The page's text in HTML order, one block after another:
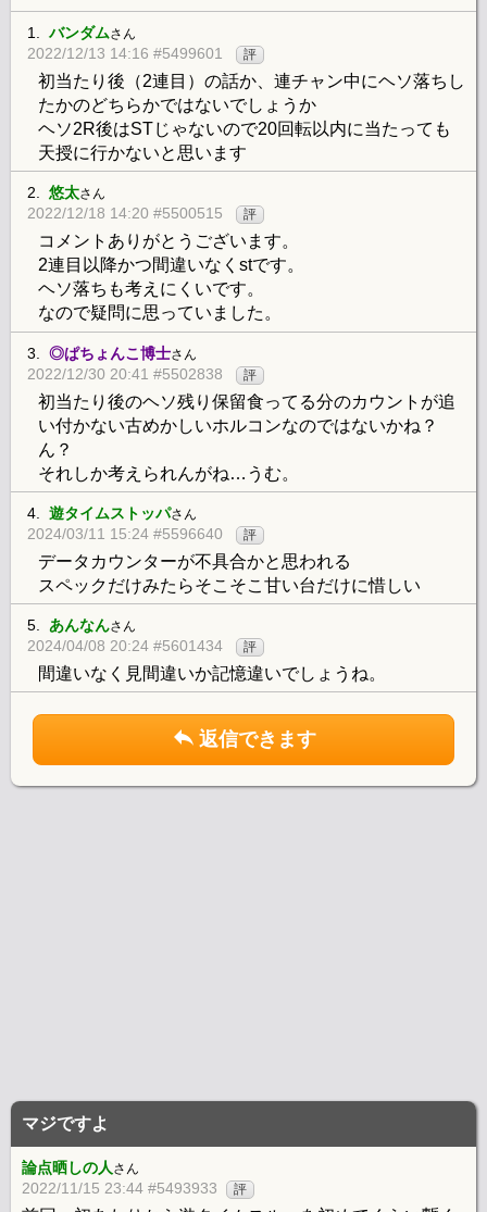
1. バンダムさん
2022/12/13 14:16 #5499601 評
初当たり後（2連目）の話か、連チャン中にヘソ落ちし
たかのどちらかではないでしょうか
ヘソ2R後はSTじゃないので20回転以内に当たっても
天授に行かないと思います
2. 悠太さん
2022/12/18 14:20 #5500515 評
コメントありがとうございます。
2連目以降かつ間違いなくstです。
ヘソ落ちも考えにくいです。
なので疑問に思っていました。
3. ◎ぱちょんこ博士さん
2022/12/30 20:41 #5502838 評
初当たり後のヘソ残り保留食ってる分のカウントが追
い付かない古めかしいホルコンなのではないかね？
ん？
それしか考えられんがね…うむ。
4. 遊タイムストッパさん
2024/03/11 15:24 #5596640 評
データカウンターが不具合かと思われる
スペックだけみたらそこそこ甘い台だけに惜しい
5. あんなんさん
2024/04/08 20:24 #5601434 評
間違いなく見間違いか記憶違いでしょうね。
返信できます
マジですよ
論点晒しの人さん
2022/11/15 23:44 #5493933 評